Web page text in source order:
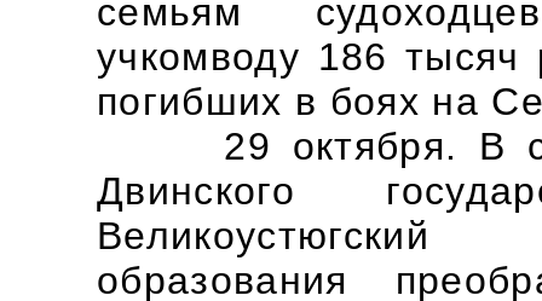
семьям
учкомводу 186
погибших в боях на
29 октября. В
Двинского
образования